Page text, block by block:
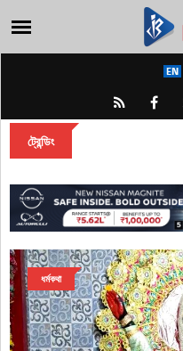
ট্রেন্ডিং
ধর্মকথা